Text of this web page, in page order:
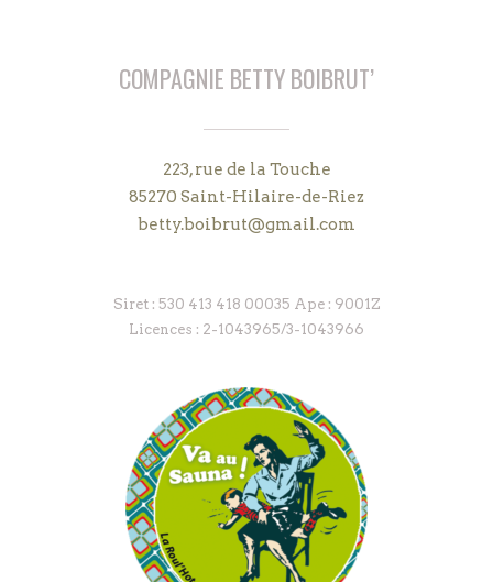
COMPAGNIE BETTY BOIBRUT’
223, rue de la Touche
85270 Saint-Hilaire-de-Riez
betty.boibrut@gmail.com
Siret : 530 413 418 00035 Ape : 9001Z
Licences : 2-1043965/3-1043966